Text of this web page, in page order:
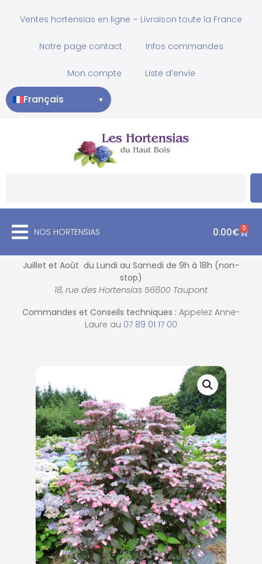
Ventes hortensias en ligne – Livraison toute la France
Notre page contact Infos commandes
Mon compte Liste d’envie
Français ▼
NOS HORTENSIAS 0.00€ 0
Juillet et Août du Lundi au Samedi de 9h à 18h (non-
stop)
18, rue des Hortensias 56800 Taupont
Commandes et Conseils techniques : Appelez Anne-
Laure au 07 89 01 17 00